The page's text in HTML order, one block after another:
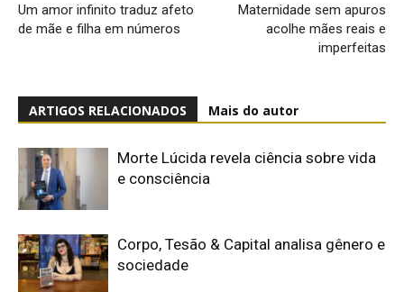
Um amor infinito traduz afeto
de mãe e filha em números
Maternidade sem apuros
acolhe mães reais e
imperfeitas
ARTIGOS RELACIONADOS Mais do autor
Morte Lúcida revela ciência sobre vida
e consciência
Corpo, Tesão & Capital analisa gênero e
sociedade